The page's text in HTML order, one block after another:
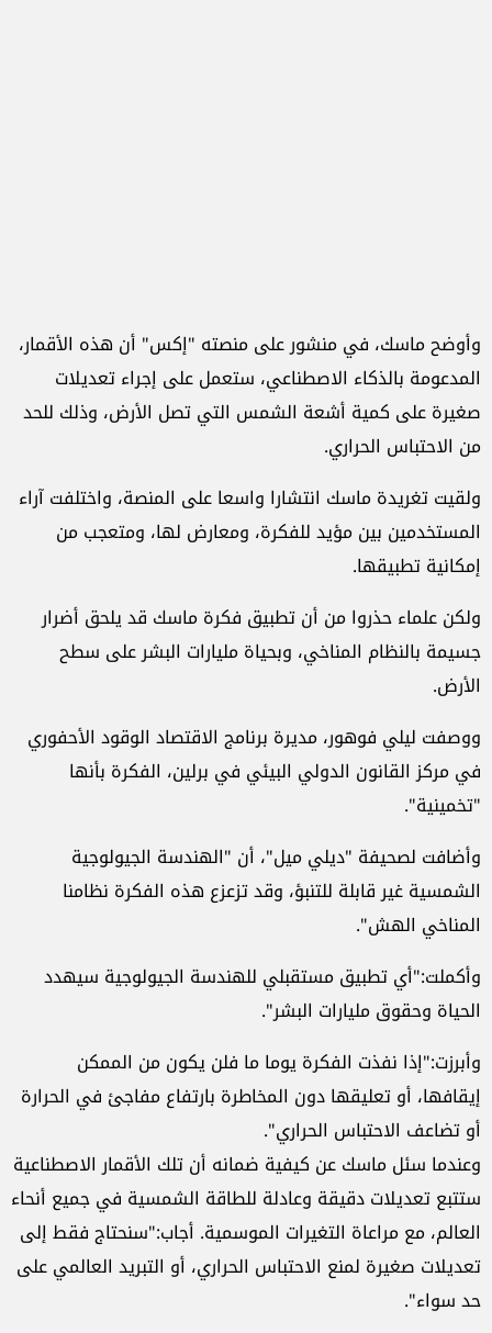
وأوضح ماسك، في منشور على منصته "إكس" أن هذه الأقمار،
المدعومة بالذكاء الاصطناعي، ستعمل على إجراء تعديلات
صغيرة على كمية أشعة الشمس التي تصل الأرض، وذلك للحد
من الاحتباس الحراري.
ولقيت تغريدة ماسك انتشارا واسعا على المنصة، واختلفت آراء
المستخدمين بين مؤيد للفكرة، ومعارض لها، ومتعجب من
إمكانية تطبيقها.
ولكن علماء حذروا من أن تطبيق فكرة ماسك قد يلحق أضرار
جسيمة بالنظام المناخي، وبحياة مليارات البشر على سطح
الأرض.
ووصفت ليلي فوهور، مديرة برنامج الاقتصاد الوقود الأحفوري
في مركز القانون الدولي البيئي في برلين، الفكرة بأنها
"تخمينية".
وأضافت لصحيفة "ديلي ميل"، أن "الهندسة الجيولوجية
الشمسية غير قابلة للتنبؤ، وقد تزعزع هذه الفكرة نظامنا
المناخي الهش".
وأكملت:"أي تطبيق مستقبلي للهندسة الجيولوجية سيهدد
الحياة وحقوق مليارات البشر".
وأبرزت:"إذا نفذت الفكرة يوما ما فلن يكون من الممكن
إيقافها، أو تعليقها دون المخاطرة بارتفاع مفاجئ في الحرارة
أو تضاعف الاحتباس الحراري".
وعندما سئل ماسك عن كيفية ضمانه أن تلك الأقمار الاصطناعية
ستتبع تعديلات دقيقة وعادلة للطاقة الشمسية في جميع أنحاء
العالم، مع مراعاة التغيرات الموسمية. أجاب:"سنحتاج فقط إلى
تعديلات صغيرة لمنع الاحتباس الحراري، أو التبريد العالمي على
حد سواء".